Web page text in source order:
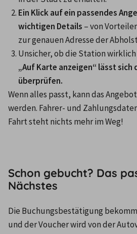
Ein Klick auf ein passendes
wichtigen Details – von
zur genauen Adresse der
Unsicher, ob die Station
„Auf Karte anzeigen“ lässt
überprüfen.
Wenn alles passt, kann das
werden. Fahrer- und
Fahrt steht nichts mehr im Weg!
Schon gebucht? Das
Nächstes
Die Buchungsbestätigung
und der Voucher wird von der